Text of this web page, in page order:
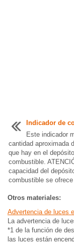
Indicador de
Este indicador
cantidad aproximada
que hay en el
combustible.
capacidad del
combustible se
Otros materiales:
Advertencia de luces
La advertencia de
*1 de la función de
las luces están